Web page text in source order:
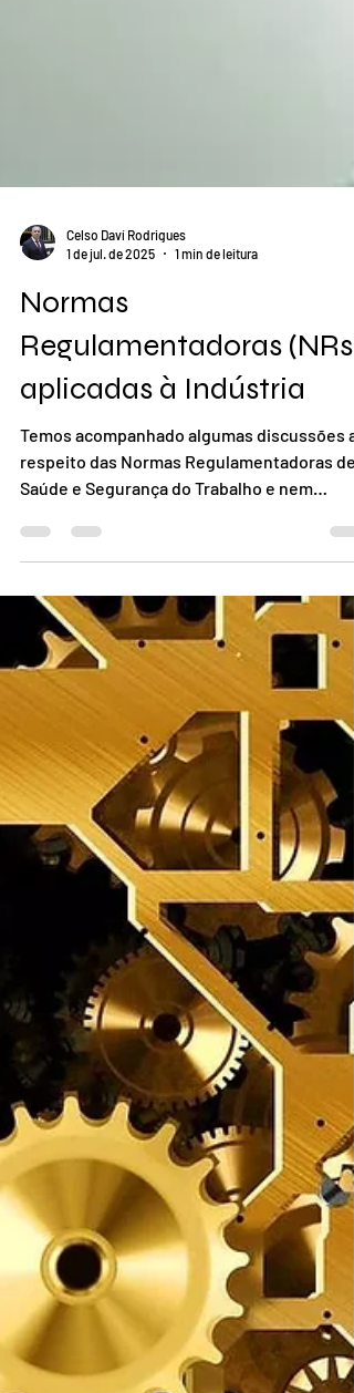
Celso Daví Rodrigues
Normas
Regulamentadoras (NRs)
Temos acompanhado algumas discussões a
respeito das Normas Regulamentadoras de
sempre temos ideia do...